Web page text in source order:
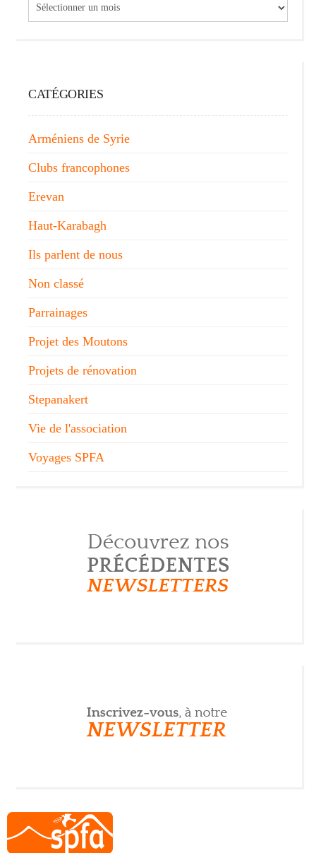
des
CATÉGORIES
Arméniens de Syrie
Clubs francophones
Erevan
Haut-Karabagh
Ils parlent de nous
Non classé
Parrainages
Projet des Moutons
Projets de rénovation
Stepanakert
Vie de l'association
Voyages SPFA